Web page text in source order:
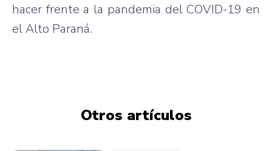
hacer frente a la pandemia del COVID-19 en
el Alto Paraná.
Otros artículos